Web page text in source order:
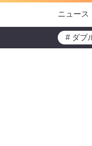
ニュース
# ダブ